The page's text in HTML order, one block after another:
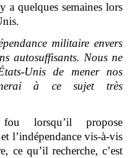
a quelques semaines lors
militaire envers
autosuffisants. Nous ne
Unis de mener nos
à ce sujet très
lorsqu’il propose
l’indépendance vis-à-vis
ce qu’il recherche, c’est